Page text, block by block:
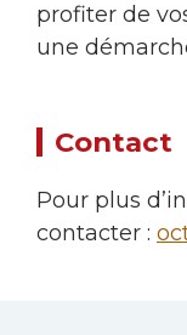
profiter de
une
Contact
Pour plus
contacter :